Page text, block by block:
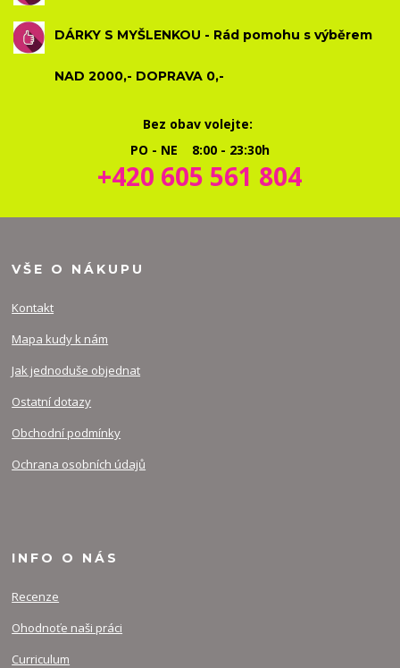
DÁRKY S MYŠLENKOU - Rád pomohu s výběrem
NAD 2000,- DOPRAVA 0,-
Bez obav volejte:
PO - NE 8:00 - 23:30h
+420 605 561 804
VŠE O NÁKUPU
Kontakt
Mapa kudy k nám
Jak jednoduše objednat
Ostatní dotazy
Obchodní podmínky
Ochrana osobních údajů
INFO O NÁS
Recenze
Ohodnoťe naši práci
Curriculum